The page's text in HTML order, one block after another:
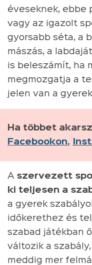
éveseknek, ebbe
vagy az igazolt
gyorsabb séta, a
mászás, a
is beleszámít, ha
megmozgatja a
jelen van a
Ha többet
Facebookon,
A szervezett
ki teljesen a
a gyerek
időkerethez és
szabad játékban
változik a
meddig mer